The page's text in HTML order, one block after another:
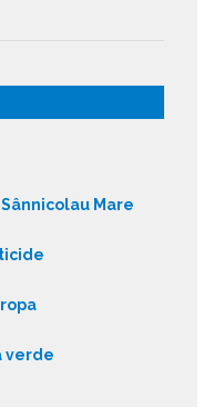
Mare
verde